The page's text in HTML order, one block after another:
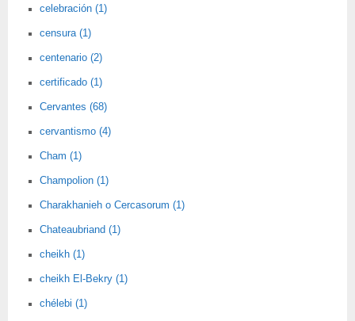
celebración (1)
censura (1)
centenario (2)
certificado (1)
Cervantes (68)
cervantismo (4)
Cham (1)
Champolion (1)
Charakhanieh o Cercasorum (1)
Chateaubriand (1)
cheikh (1)
cheikh El-Bekry (1)
chélebi (1)